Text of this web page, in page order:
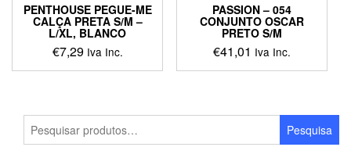
product
page
product
page
PENTHOUSE PEGUE-ME
CALÇA PRETA S/M –
L/XL, BLANCO
€7,29 Iva Inc.
This
multiple
variants.
PASSION – 054
CONJUNTO OSCAR
PRETO S/M
€41,01 Iva Inc.
This
multiple
variants.
Pesquisar
por:
Pesquisa